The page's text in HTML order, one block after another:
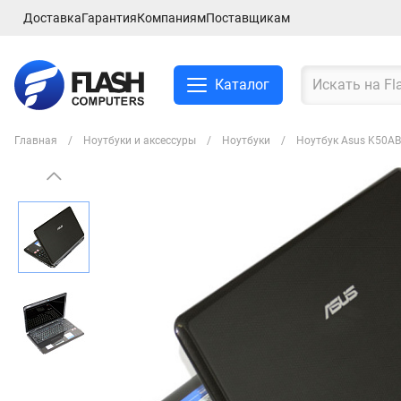
ДоставкаГарантияКомпаниямПоставщикам
Каталог
Главная Ноутбуки и аксессуры Ноутбуки Ноутбук Asus
Ноутбуки и аксессуры
Компьютеры и
комплектующие
Сетевое оборудование